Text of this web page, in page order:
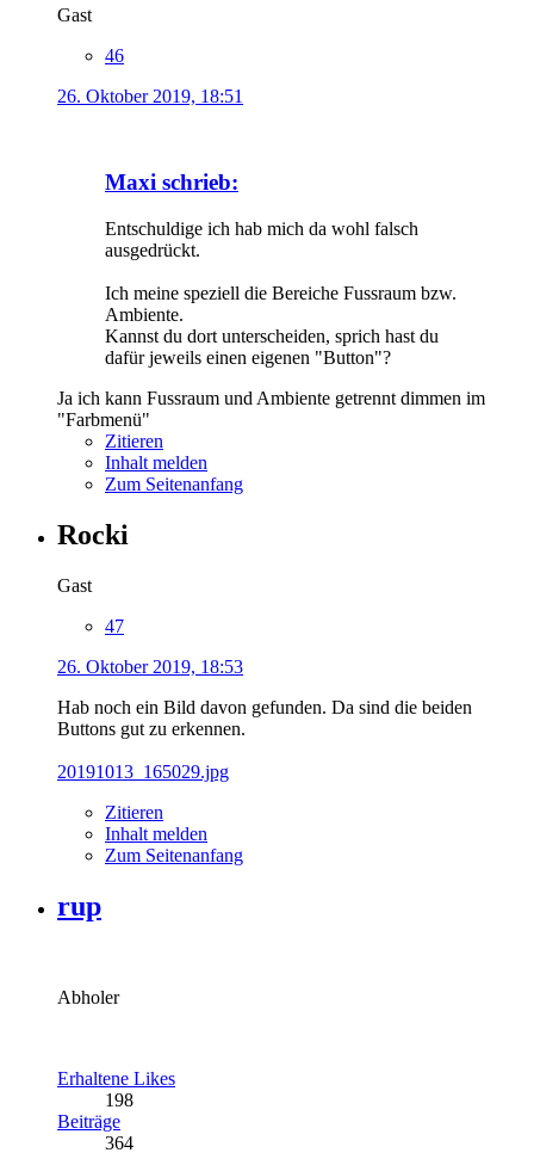
Gast
46
26. Oktober 2019, 18:51
Maxi schrieb:
Entschuldige ich hab mich da wohl falsch
ausgedrückt.
Ich meine speziell die Bereiche Fussraum bzw.
Ambiente.
Kannst du dort unterscheiden, sprich hast du
dafür jeweils einen eigenen "Button"?
Ja ich kann Fussraum und Ambiente getrennt dimmen im
"Farbmenü"
Zitieren
Inhalt melden
Zum Seitenanfang
Rocki
Gast
47
26. Oktober 2019, 18:53
Hab noch ein Bild davon gefunden. Da sind die beiden
Buttons gut zu erkennen.
20191013_165029.jpg
Zitieren
Inhalt melden
Zum Seitenanfang
rup
Abholer
Erhaltene Likes
198
Beiträge
364